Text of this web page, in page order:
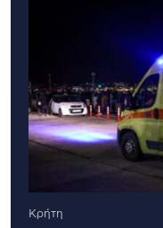
Κρήτη